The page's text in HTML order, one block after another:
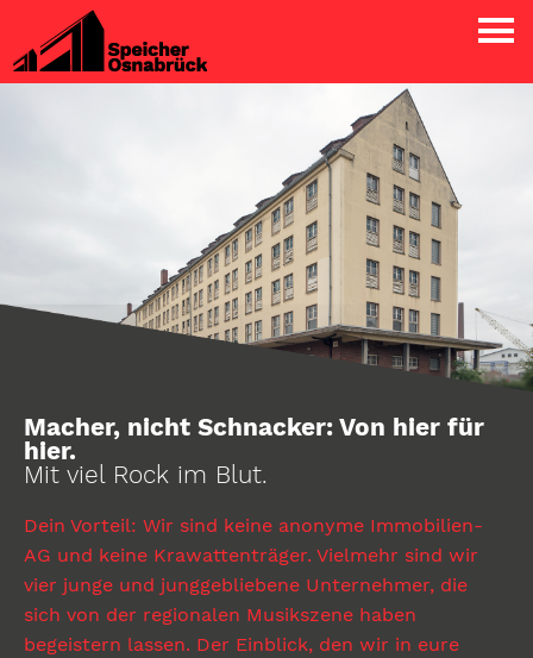
Macher, nicht Schnacker: Von hier für
hier.
Mit viel Rock im Blut.
Dein Vorteil: Wir sind keine anonyme Immobilien-
AG und keine Krawattenträger. Vielmehr sind wir
vier junge und junggebliebene Unternehmer, die
sich von der regionalen Musikszene haben
begeistern lassen. Der Einblick, den wir in eure